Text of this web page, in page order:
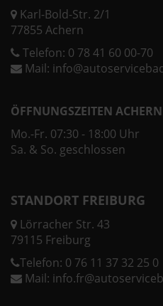
Karl-Bold-Str. 2/1
77855 Achern
Telefon: 0 78 41 60 00-70
Mail:
ÖFFNUNGSZEITEN ACHERN
Mo.-Fr. 07:30 - 18:00 Uhr
Sa. & So. geschlossen
STANDORT FREIBURG
Lörracher Str. 43
79115 Freiburg
Telefon: 0 76 11 37 32 25 0
Mail: